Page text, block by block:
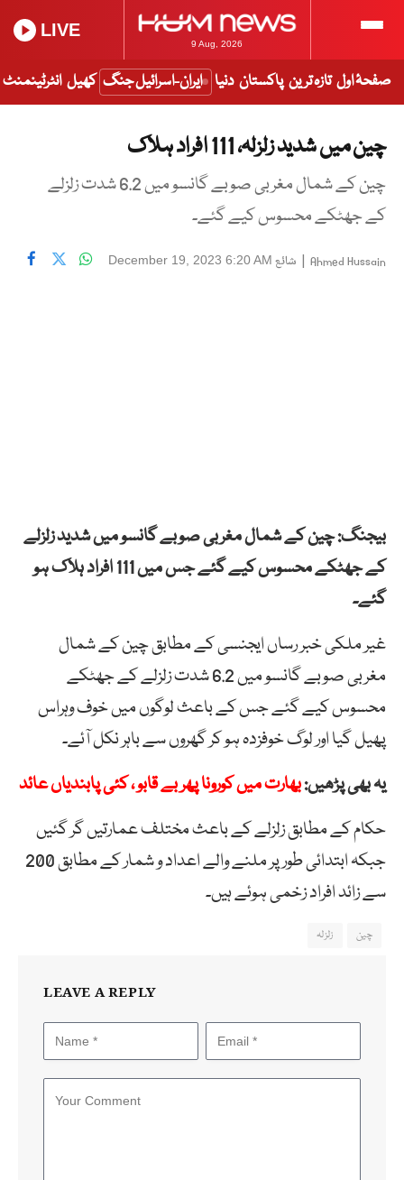
9 Aug, 2026
LIVE
صفحۂ اول تازہ ترین پاکستان دنیا ایران-اسرائیل جنگ کھیل انٹرٹینمنٹ
چین میں شدید زلزلہ، 111 افراد ہلاک
چین کے شمال مغربی صوبے گانسو میں 6.2 شدت زلزلے
کے جھٹکے محسوس کیے گئے۔
Ahmed Hussain
| شائع December 19, 2023 6:20 AM
بیجنگ: چین کے شمال مغربی صوبے گانسو میں شدید زلزلے
کے جھٹکے محسوس کیے گئے جس میں 111 افراد ہلاک ہو
گئے۔
غیر ملکی خبر رساں ایجنسی کے مطابق چین کے شمال
مغربی صوبے گانسو میں 6.2 شدت زلزلے کے جھٹکے
محسوس کیے گئے جس کے باعث لوگوں میں خوف وہراس
پھیل گیا اور لوگ خوفزدہ ہو کر گھروں سے باہر نکل آئے۔
یہ بھی پڑھیں:بھارت میں کورونا پھر بے قابو ، کئی پابندیاں عائد
حکام کے مطابق زلزلے کے باعث مختلف عمارتیں گر گئیں
جبکہ ابتدائی طور پر ملنے والے اعداد و شمار کے مطابق 200
سے زائد افراد زخمی ہوئے ہیں۔
چین زلزلہ
LEAVE A REPLY